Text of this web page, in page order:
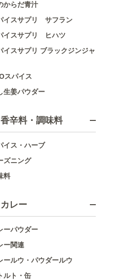
からだ青汁
イスサプリ サフラン
イスサプリ ヒハツ
イスサプリ ブラックジンジャ
スパイス
生姜パウダー
香辛料・調味料
イス・ハーブ
ズニング
料
カレー
ーパウダー
ー関連
ールウ・パウダールウ
ルト・缶